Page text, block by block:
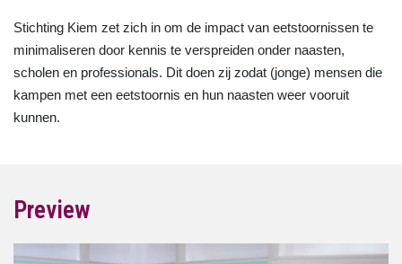
Stichting Kiem zet zich in om de impact van eetstoornissen te
minimaliseren door kennis te verspreiden onder naasten,
scholen en professionals. Dit doen zij zodat (jonge) mensen die
kampen met een eetstoornis en hun naasten weer vooruit
kunnen.
Preview